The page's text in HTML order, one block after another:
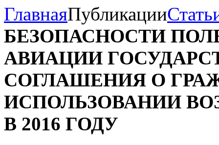
ГлавнаяПубликации
БЕЗОПАСНОСТИ
АВИАЦИИ
СОГЛАШЕНИЯ О
ИСПОЛЬЗОВАНИИ
В 2016 ГОДУ